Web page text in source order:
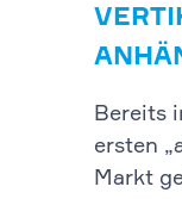
Bereits
ersten
Markt